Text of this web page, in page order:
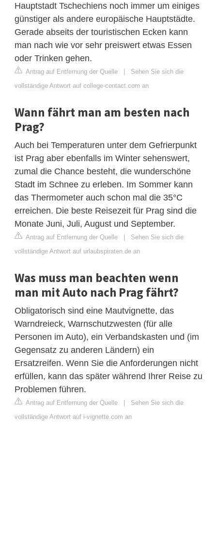
Hauptstadt Tschechiens noch immer um einiges
günstiger als andere europäische Hauptstädte.
Gerade abseits der touristischen Ecken kann
man nach wie vor sehr preiswert etwas Essen
oder Trinken gehen.
Antrag auf Entfernung der Quelle | Sehen Sie sich die
vollständige Antwort auf college-contact.com an
Wann fährt man am besten nach
Prag?
Auch bei Temperaturen unter dem Gefrierpunkt
ist Prag aber ebenfalls im Winter sehenswert,
zumal die Chance besteht, die wunderschöne
Stadt im Schnee zu erleben. Im Sommer kann
das Thermometer auch schon mal die 35°C
erreichen. Die beste Reisezeit für Prag sind die
Monate Juni, Juli, August und September.
Antrag auf Entfernung der Quelle | Sehen Sie sich die
vollständige Antwort auf urlaubspiraten.de an
Was muss man beachten wenn
man mit Auto nach Prag fährt?
Obligatorisch sind eine Mautvignette, das
Warndreieck, Warnschutzwesten (für alle
Personen im Auto), ein Verbandskasten und (im
Gegensatz zu anderen Ländern) ein
Ersatzreifen. Wenn Sie die Anforderungen nicht
erfüllen, kann das später während Ihrer Reise zu
Problemen führen.
Antrag auf Entfernung der Quelle | Sehen Sie sich die
vollständige Antwort auf i-vignette.com an